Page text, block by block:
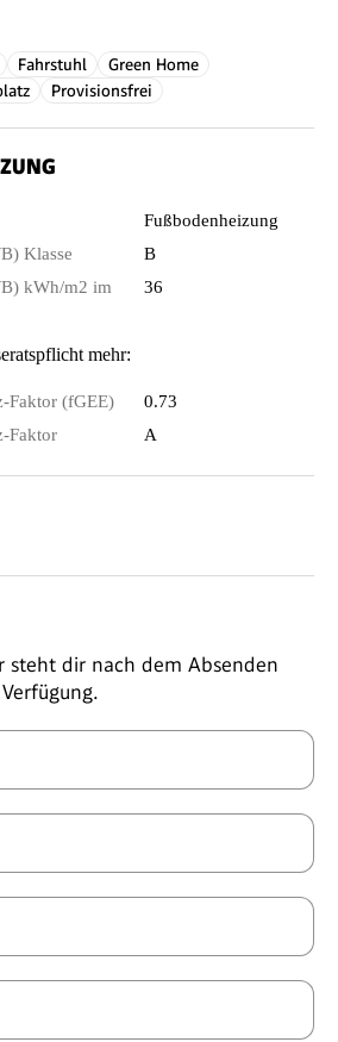
Fahrstuhl
Green Home
Provisionsfrei
Fußbodenheizung
Klasse
B
kWh/m2 im
36
mehr:
Faktor (fGEE)
0.73
Faktor
A
steht dir nach dem Absenden